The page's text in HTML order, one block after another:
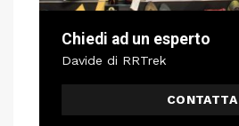
Chiedi ad un esperto
Davide di RRTrek
CONTATTA